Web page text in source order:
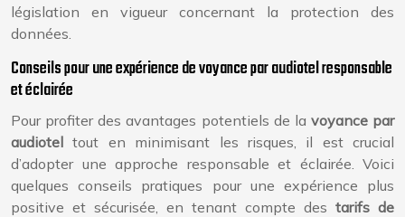
législation en vigueur concernant la protection des
données.
Conseils pour une expérience de voyance par audiotel responsable
et éclairée
Pour profiter des avantages potentiels de la voyance par
audioteltout en minimisant les risques, il est crucial
d’adopter une approche responsable et éclairée. Voici
quelques conseils pratiques pour une expérience plus
positive et sécurisée, en tenant compte des tarifs de